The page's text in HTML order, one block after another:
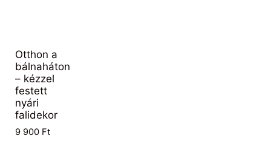
Otthon a
bálnaháton
– kézzel
festett
nyári
falidekor
9 900 Ft